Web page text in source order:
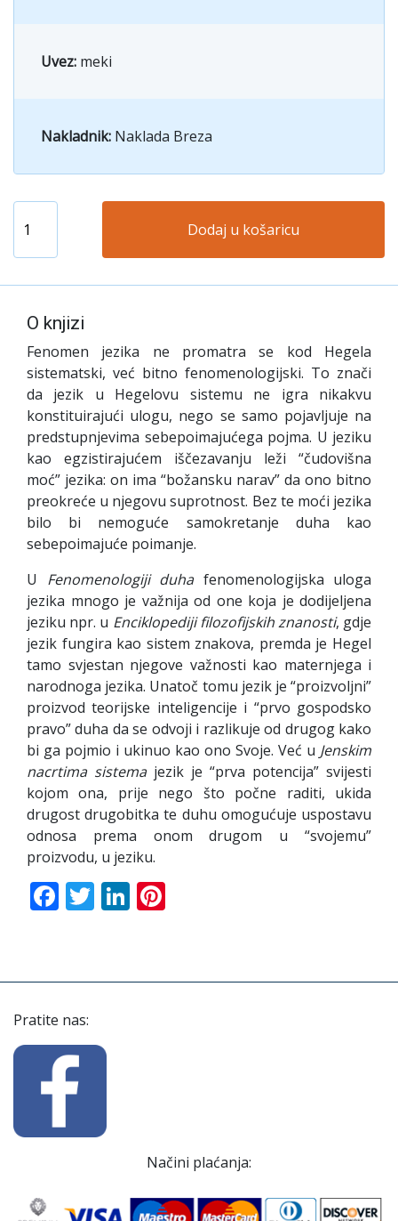
Uvez: meki
Nakladnik: Naklada Breza
Dodaj u košaricu
O knjizi
Fenomen jezika ne promatra se kod Hegela
sistematski, već bitno fenomenologijski. To znači
da jezik u Hegelovu sistemu ne igra nikakvu
konstituirajući ulogu, nego se samo pojavljuje na
predstupnjevima sebepoimajućega pojma. U jeziku
kao egzistirajućem iščezavanju leži “čudovišna
moć” jezika: on ima “božansku narav” da ono bitno
preokreće u njegovu suprotnost. Bez te moći jezika
bilo bi nemoguće samokretanje duha kao
sebepoimajuće poimanje.
U Fenomenologiji duhafenomenologijska uloga
jezika mnogo je važnija od one koja je dodijeljena
jeziku npr. u Enciklopediji filozofijskih znanosti, gdje
jezik fungira kao sistem znakova, premda je Hegel
tamo svjestan njegove važnosti kao maternjega i
narodnoga jezika. Unatoč tomu jezik je “proizvoljni”
proizvod teorijske inteligencije i “prvo gospodsko
pravo” duha da se odvoji i razlikuje od drugog kako
bi ga pojmio i ukinuo kao ono Svoje. Već u Jenskim
nacrtima sistemajezik je “prva potencija” svijesti
kojom ona, prije nego što počne raditi, ukida
drugost drugobitka te duhu omogućuje uspostavu
odnosa prema onom drugom u “svojemu”
proizvodu, u jeziku.
Facebook
TwitterLinkedIn
Pratite nas:
Načini plaćanja: